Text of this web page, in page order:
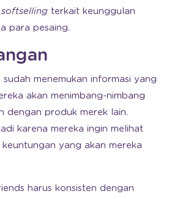
softselling terkait keunggulan
para pesaing.
menemukan informasi yang
akan menimbang-nimbang
dengan produk merek lain.
karena mereka ingin melihat
keuntungan yang akan mereka
harus konsisten dengan